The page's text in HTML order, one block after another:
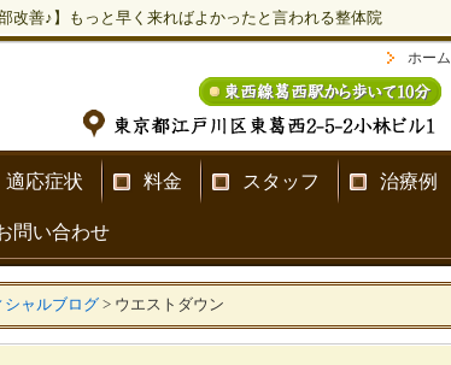
改善♪】もっと早く来ればよかったと言われる整体院
ホーム
適応症状 料金 スタッフ 治療例
問い合わせ
シャルブログ > ウエストダウン